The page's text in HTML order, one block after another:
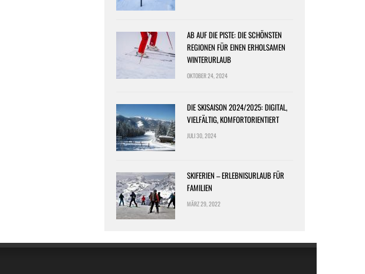
AB AUF DIE PISTE: DIE SCHÖNSTEN
REGIONEN FÜR EINEN ERHOLSAMEN
WINTERURLAUB
OKTOBER 24, 2024
DIE SKISAISON 2024/2025: DIGITAL,
VIELFÄLTIG, KOMFORTORIENTIERT
JULI 30, 2024
SKIFERIEN – ERLEBNISURLAUB FÜR
FAMILIEN
MÄRZ 29, 2022